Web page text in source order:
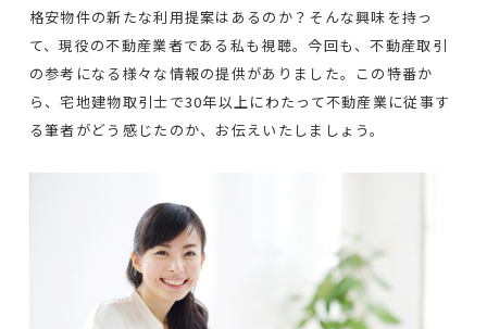
格安物件の新たな利用提案はあるのか？そんな興味を持っ
て、現役の不動産業者である私も視聴。今回も、不動産取引
の参考になる様々な情報の提供がありました。この特番か
ら、宅地建物取引士で30年以上にわたって不動産業に従事す
る筆者がどう感じたのか、お伝えいたしましょう。